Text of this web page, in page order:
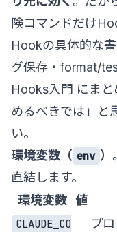
険コマンドだけ
Hookの具体的な
グ保存・format/
Hooks入門 にま
めるべきでは」と
い。
環境変数（ env ）。
直結します。
環境変数 値
CLAUDE_CO
プ